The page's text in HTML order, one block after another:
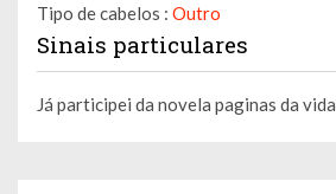
Tipo de cabelos : Outro
Sinais particulares
Já participei da novela paginas da vida